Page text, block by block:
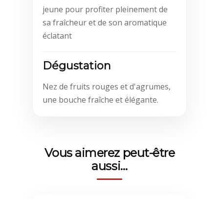
jeune pour profiter pleinement de
sa fraîcheur et de son aromatique
éclatant
Dégustation
Nez de fruits rouges et d'agrumes,
une bouche fraîche et élégante.
Vous aimerez peut-être
aussi…